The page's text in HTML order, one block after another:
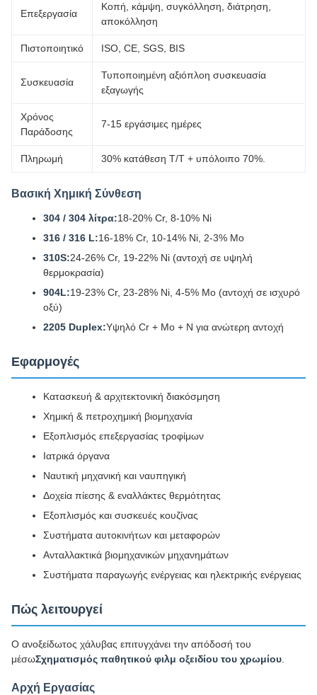
Επεξεργασία
Κοπή, κάμψη, συγκόλληση, διάτρηση,
αποκόλληση
Πιστοποιητικό ISO, CE, SGS, BIS
Συσκευασία
Τυποποιημένη αξιόπλοη ​​συσκευασία
εξαγωγής
Χρόνος
Παράδοσης
7-15 εργάσιμες ημέρες
Πληρωμή 30% κατάθεση T/T + υπόλοιπο 70%.
Βασική Χημική Σύνθεση
304 / 304 λίτρα:18-20% Cr, 8-10% Ni
316 / 316 L:16-18% Cr, 10-14% Ni, 2-3% Mo
310S:24-26% Cr, 19-22% Ni (αντοχή σε υψηλή
θερμοκρασία)
904L:19-23% Cr, 23-28% Ni, 4-5% Mo (αντοχή σε ισχυρό
οξύ)
2205 Duplex:Υψηλό Cr + Mo + N για ανώτερη αντοχή
Εφαρμογές
Κατασκευή & αρχιτεκτονική διακόσμηση
Χημική & πετροχημική βιομηχανία
Εξοπλισμός επεξεργασίας τροφίμων
Ιατρικά όργανα
Ναυτική μηχανική και ναυπηγική
Δοχεία πίεσης & εναλλάκτες θερμότητας
Εξοπλισμός και συσκευές κουζίνας
Συστήματα αυτοκινήτων και μεταφορών
Ανταλλακτικά βιομηχανικών μηχανημάτων
Συστήματα παραγωγής ενέργειας και ηλεκτρικής ενέργειας
Πώς λειτουργεί
Ο ανοξείδωτος χάλυβας επιτυγχάνει την απόδοσή του
μέσωΣχηματισμός παθητικού φιλμ οξειδίου του χρωμίου
Αρχή Εργασίας